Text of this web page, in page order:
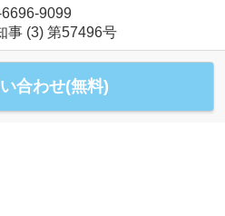
9099
事 (3) 第57496号
合わせ(無料)